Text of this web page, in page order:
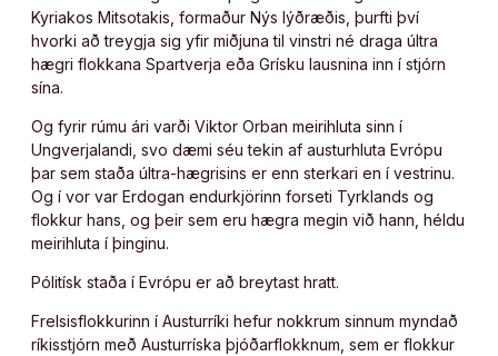
Kyriakos Mitsotakis, formaður Nýs lýðræðis, þurfti því
hvorki að treygja sig yfir miðjuna til vinstri né draga últra
hægri flokkana Spartverja eða Grísku lausnina inn í stjórn
sína.
Og fyrir rúmu ári varði Viktor Orban meirihluta sinn í
Ungverjalandi, svo dæmi séu tekin af austurhluta Evrópu
þar sem staða últra-hægrisins er enn sterkari en í vestrinu.
Og í vor var Erdogan endurkjörinn forseti Tyrklands og
flokkur hans, og þeir sem eru hægra megin við hann, héldu
meirihluta í þinginu.
Pólitísk staða í Evrópu er að breytast hratt.
Frelsisflokkurinn í Austurríki hefur nokkrum sinnum myndað
ríkisstjórn með Austurríska þjóðarflokknum, sem er flokkur